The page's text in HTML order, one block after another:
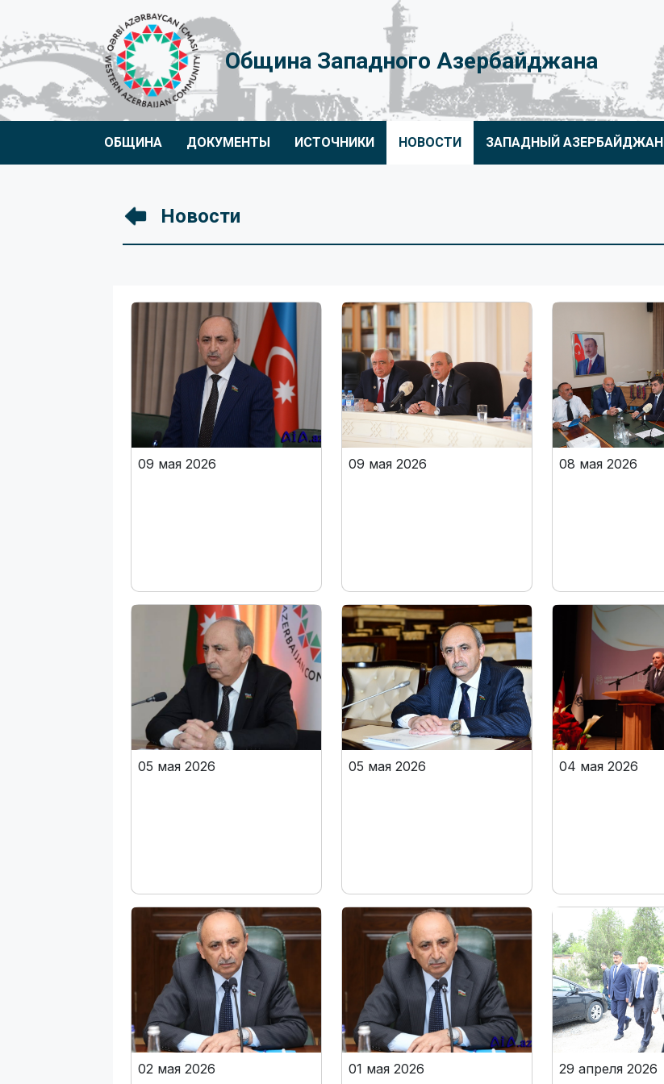
Община Западного Азербайджана
ОБЩИНА ДОКУМЕНТЫ ИСТОЧНИКИ НОВОСТИ ЗАПАДНЫЙ АЗЕРБАЙДЖАН
Новости
09 мая 2026 09 мая 2026 08 мая 2026
05 мая 2026 05 мая 2026 04 мая 2026
02 мая 2026 01 мая 2026 29 апреля 2026